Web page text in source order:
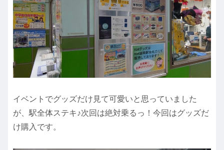
イベントでグッズだけ見て可愛いと思っていました
が、駅全体ステキ♪次回は絶対乗るっ！今回はグッズだ
け購入です。